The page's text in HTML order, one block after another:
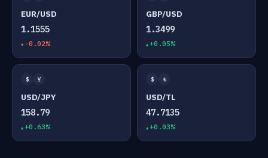
EUR/USD
1.1555
-0.02%
GBP/USD
1.3499
+0.05%
$ ¥
USD/JPY
158.79
+0.63%
$ ₺
USD/TL
47.7135
+0.03%